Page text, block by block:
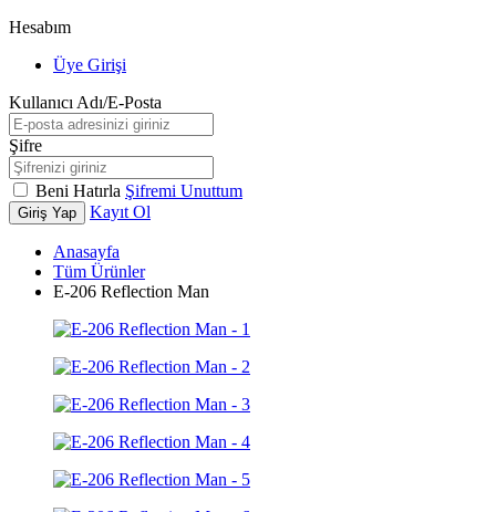
Hesabım
Üye Girişi
Kullanıcı Adı/E-Posta
Şifre
Beni Hatırla Şifremi Unuttum
Giriş Yap Kayıt Ol
Anasayfa
Tüm Ürünler
E-206 Reflection Man